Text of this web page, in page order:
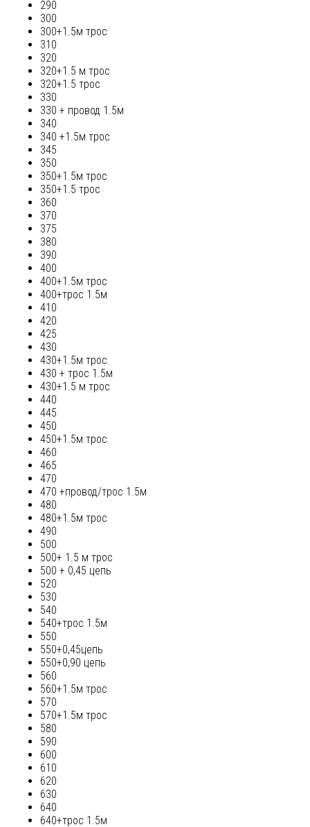
290
300
300+1.5м трос
310
320
320+1.5 м трос
320+1.5 трос
330
330 + провод 1.5м
340
340 +1.5м трос
345
350
350+1.5м трос
350+1.5 трос
360
370
375
380
390
400
400+1.5м трос
400+трос 1.5м
410
420
425
430
430+1.5м трос
430 + трос 1.5м
430+1.5 м трос
440
445
450
450+1.5м трос
460
465
470
470 +провод/трос 1.5м
480
480+1.5м трос
490
500
500+ 1.5 м трос
500 + 0,45 цепь
520
530
540
540+трос 1.5м
550
550+0,45цепь
550+0,90 цепь
560
560+1.5м трос
570
570+1.5м трос
580
590
600
610
620
630
640
640+трос 1.5м